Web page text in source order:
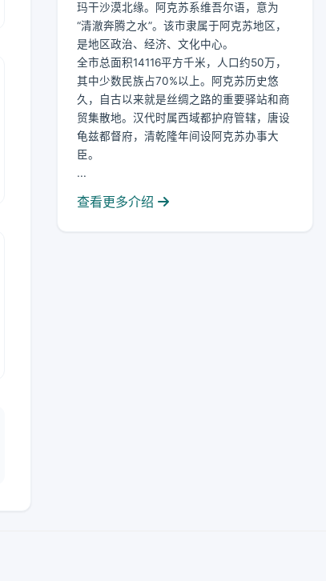
玛干沙漠北缘。阿克苏系维吾尔语，意为
“清澈奔腾之水”。该市隶属于阿克苏地区，
是地区政治、经济、文化中心。
全市总面积14116平方千米，人口约50万，
其中少数民族占70%以上。阿克苏历史悠
久，自古以来就是丝绸之路的重要驿站和商
贸集散地。汉代时属西域都护府管辖，唐设
龟兹都督府，清乾隆年间设阿克苏办事大
臣。
...
查看更多介绍